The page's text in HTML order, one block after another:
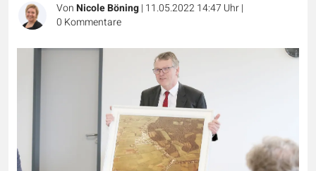
VonNicole Böning| 11.05.2022 14:47 Uhr|
0 Kommentare